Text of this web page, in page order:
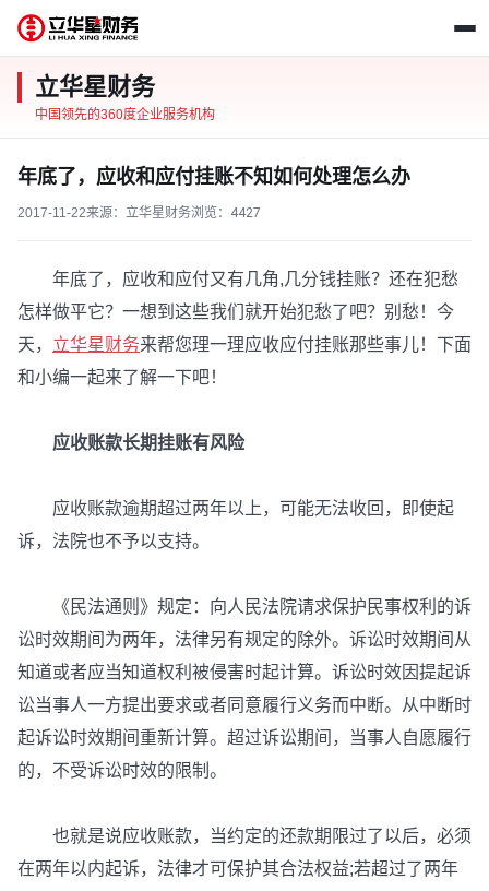
立华星财务
中国领先的360度企业服务机构
年底了，应收和应付挂账不知如何处理怎么办
2017-11-22来源：立华星财务浏览： 4427
年底了，应收和应付又有几角,几分钱挂账？还在犯愁
怎样做平它？一想到这些我们就开始犯愁了吧？别愁！今
天， 立华星财务来帮您理一理应收应付挂账那些事儿！下面
和小编一起来了解一下吧！
应收账款长期挂账有风险
应收账款逾期超过两年以上，可能无法收回，即使起
诉，法院也不予以支持。
《民法通则》规定：向人民法院请求保护民事权利的诉
讼时效期间为两年，法律另有规定的除外。诉讼时效期间从
知道或者应当知道权利被侵害时起计算。诉讼时效因提起诉
讼当事人一方提出要求或者同意履行义务而中断。从中断时
起诉讼时效期间重新计算。超过诉讼期间，当事人自愿履行
的，不受诉讼时效的限制。
也就是说应收账款，当约定的还款期限过了以后，必须
在两年以内起诉，法律才可保护其合法权益;若超过了两年